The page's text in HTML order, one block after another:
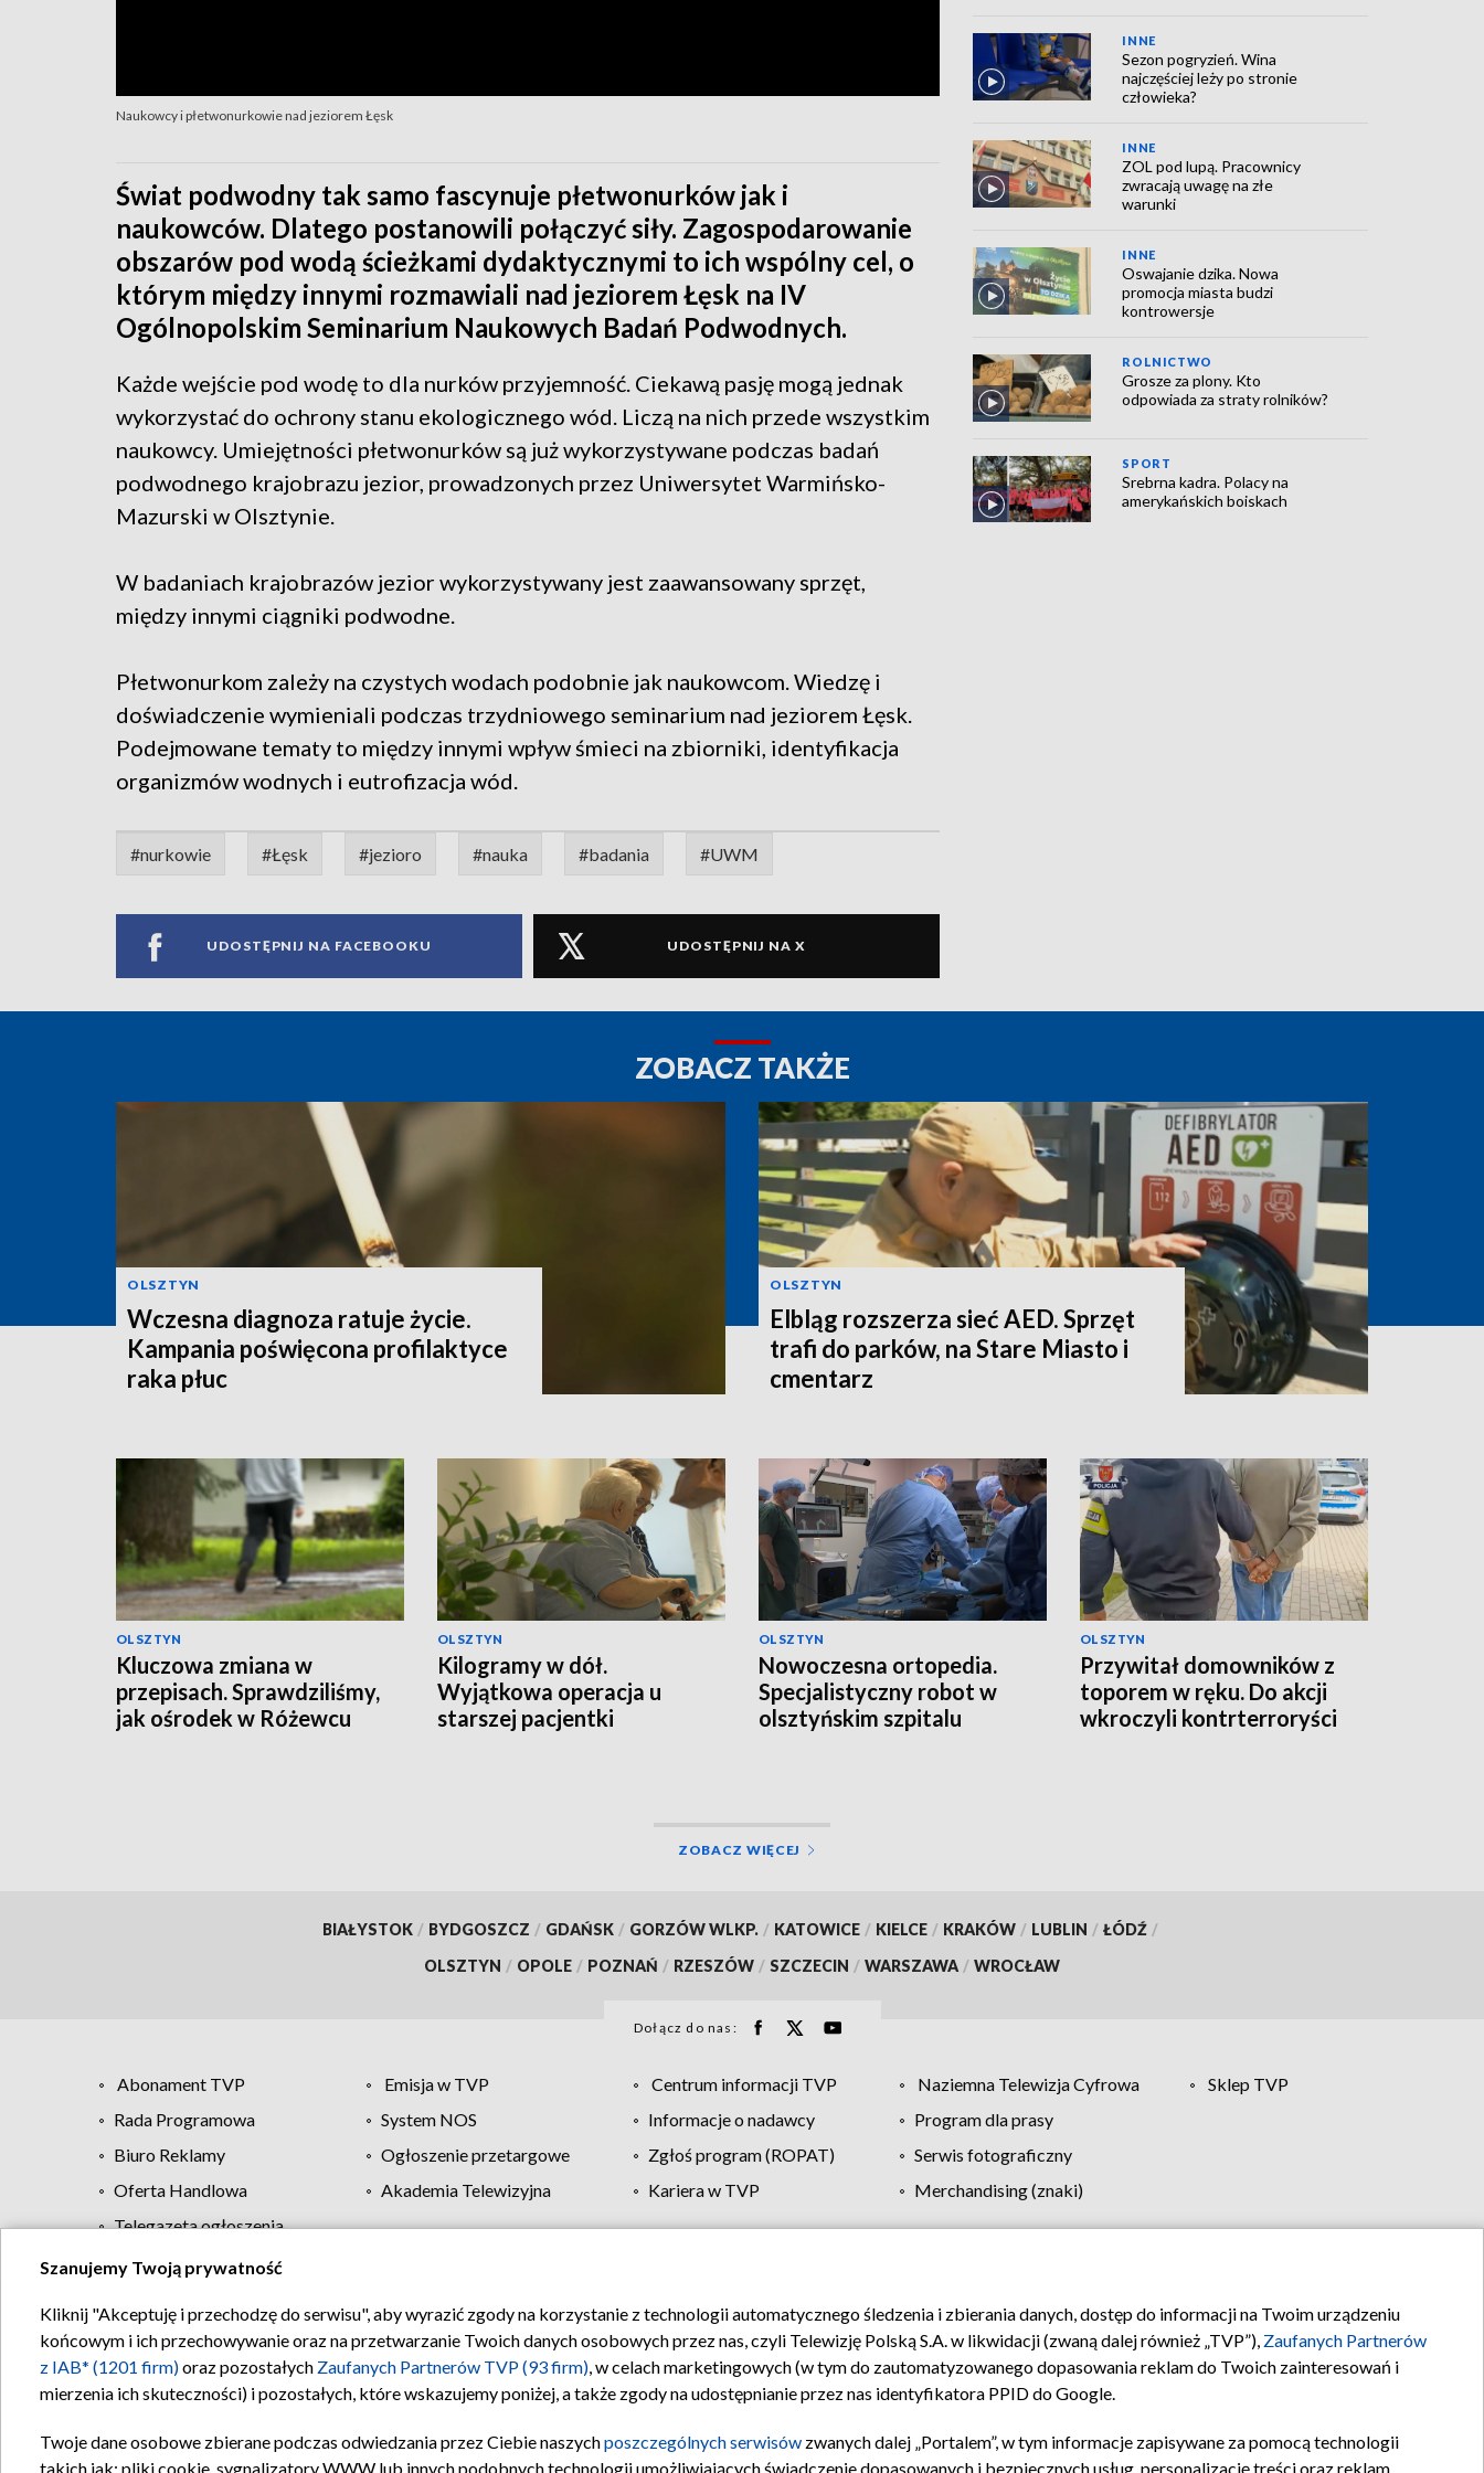
Naukowcy i płetwonurkowie nad jeziorem Łęsk
Świat podwodny tak samo fascynuje płetwonurków jak i
naukowców. Dlatego postanowili połączyć siły. Zagospodarowanie
obszarów pod wodą ścieżkami dydaktycznymi to ich wspólny cel, o
którym między innymi rozmawiali nad jeziorem Łęsk na IV
Ogólnopolskim Seminarium Naukowych Badań Podwodnych.
Każde wejście pod wodę to dla nurków przyjemność. Ciekawą pasję mogą jednak
wykorzystać do ochrony stanu ekologicznego wód. Liczą na nich przede wszystkim
naukowcy. Umiejętności płetwonurków są już wykorzystywane podczas badań
podwodnego krajobrazu jezior, prowadzonych przez Uniwersytet Warmińsko-
Mazurski w Olsztynie.
W badaniach krajobrazów jezior wykorzystywany jest zaawansowany sprzęt,
między innymi ciągniki podwodne.
Płetwonurkom zależy na czystych wodach podobnie jak naukowcom. Wiedzę i
doświadczenie wymieniali podczas trzydniowego seminarium nad jeziorem Łęsk.
Podejmowane tematy to między innymi wpływ śmieci na zbiorniki, identyfikacja
organizmów wodnych i eutrofizacja wód.
#nurkowie #Łęsk #jezioro #nauka #badania #UWM
UDOSTĘPNIJ NA FACEBOOKU UDOSTĘPNIJ NA X
INNE
Sezon pogryzień. Wina
najczęściej leży po stronie
człowieka?
INNE
ZOL pod lupą. Pracownicy
zwracają uwagę na złe
warunki
INNE
Oswajanie dzika. Nowa
promocja miasta budzi
kontrowersje
ROLNICTWO
Grosze za plony. Kto
odpowiada za straty rolników?
SPORT
Srebrna kadra. Polacy na
amerykańskich boiskach
ZOBACZ TAKŻE
OLSZTYN
Wczesna diagnoza ratuje życie.
Kampania poświęcona profilaktyce
raka płuc
OLSZTYN
Elbląg rozszerza sieć AED. Sprzęt
trafi do parków, na Stare Miasto i
cmentarz
OLSZTYN
Kluczowa zmiana w
przepisach. Sprawdziliśmy,
jak ośrodek w Różewcu
OLSZTYN
Kilogramy w dół.
Wyjątkowa operacja u
starszej pacjentki
OLSZTYN
Nowoczesna ortopedia.
Specjalistyczny robot w
olsztyńskim szpitalu
OLSZTYN
Przywitał domowników z
toporem w ręku. Do akcji
wkroczyli kontrterroryści
ZOBACZ WIĘCEJ
BIAŁYSTOK / BYDGOSZCZ / GDAŃSK / GORZÓW WLKP. / KATOWICE / KIELCE / KRAKÓW / LUBLIN / ŁÓDŹ /
OLSZTYN / OPOLE / POZNAŃ / RZESZÓW / SZCZECIN / WARSZAWA / WROCŁAW
Dołącz do nas:
Abonament TVP Emisja w TVP Centrum informacji TVP Naziemna Telewizja Cyfrowa
Sklep TVP
Rada Programowa
System NOS Informacje o nadawcy
Program dla prasy
Biuro Reklamy
Ogłoszenie przetargowe Zgłoś program (ROPAT)
Serwis fotograficzny
Oferta Handlowa
Akademia Telewizyjna Kariera w TVP
Merchandising (znaki)
Telegazeta ogłoszenia
Regulamin TVP Polityka prywatności Moje zgody Pomoc Biuro reklamy Kontakt
Szanujemy Twoją prywatność
Kliknij "Akceptuję i przechodzę do serwisu", aby wyrazić zgody na korzystanie z technologii automatycznego śledzenia i zbierania danych, dostęp do informacji na Twoim urządzeniu
końcowym i ich przechowywanie oraz na przetwarzanie Twoich danych osobowych przez nas, czyli Telewizję Polską S.A. w likwidacji (zwaną dalej również „TVP”), Zaufanych Partnerów
z IAB* (1201 firm)oraz pozostałych Zaufanych Partnerów TVP (93 firm), w celach marketingowych (w tym do zautomatyzowanego dopasowania reklam do Twoich zainteresowań i
mierzenia ich skuteczności) i pozostałych, które wskazujemy poniżej, a także zgody na udostępnianie przez nas identyfikatora PPID do Google.
Twoje dane osobowe zbierane podczas odwiedzania przez Ciebie naszychposzczególnych serwisów zwanych dalej „Portalem”, w tym informacje zapisywane za pomocą technologii
takich jak: pliki cookie, sygnalizatory WWW lub innych podobnych technologii umożliwiających świadczenie dopasowanych i bezpiecznych usług, personalizację treści oraz reklam,